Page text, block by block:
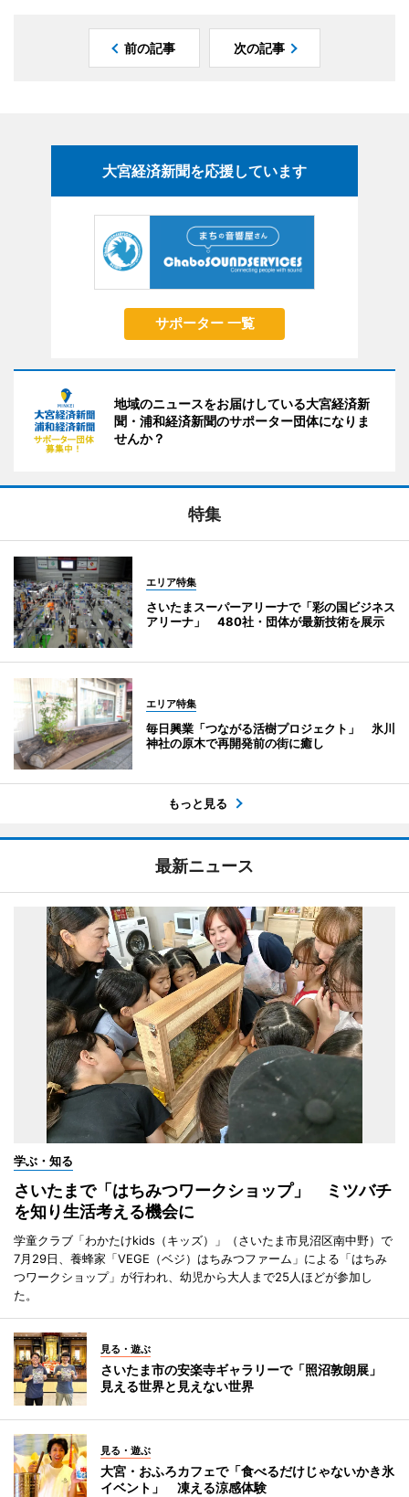
前の記事 次の記事
大宮経済新聞を応援しています
サポーター 一覧
地域のニュースをお届けしている大宮経済新
聞・浦和経済新聞のサポーター団体になりま
せんか？
特集
エリア特集
さいたまスーパーアリーナで「彩の国ビジネス
アリーナ」 480社・団体が最新技術を展示
エリア特集
毎日興業「つながる活樹プロジェクト」 氷川
神社の原木で再開発前の街に癒し
もっと見る
最新ニュース
学ぶ・知る
さいたまで「はちみつワークショップ」 ミツバチ
を知り生活考える機会に
学童クラブ「わかたけkids（キッズ）」（さいたま市見沼区南中野）で
7月29日、養蜂家「VEGE（ベジ）はちみつファーム」による「はちみ
つワークショップ」が行われ、幼児から大人まで25人ほどが参加し
た。
見る・遊ぶ
さいたま市の安楽寺ギャラリーで「照沼敦朗展」
見える世界と見えない世界
見る・遊ぶ
大宮・おふろカフェで「食べるだけじゃないかき氷
イベント」 凍える涼感体験